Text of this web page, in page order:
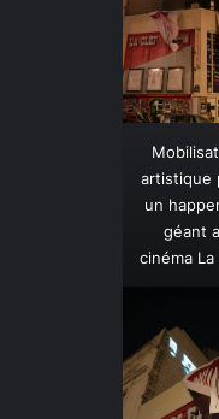
artistique
un
géant
cinéma La